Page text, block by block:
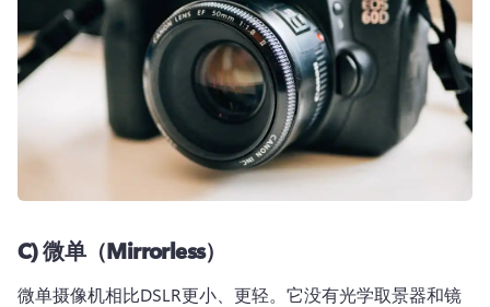
C)微单（Mirrorless）
微单摄像机相比DSLR更小、更轻。它没有光学取景器和镜